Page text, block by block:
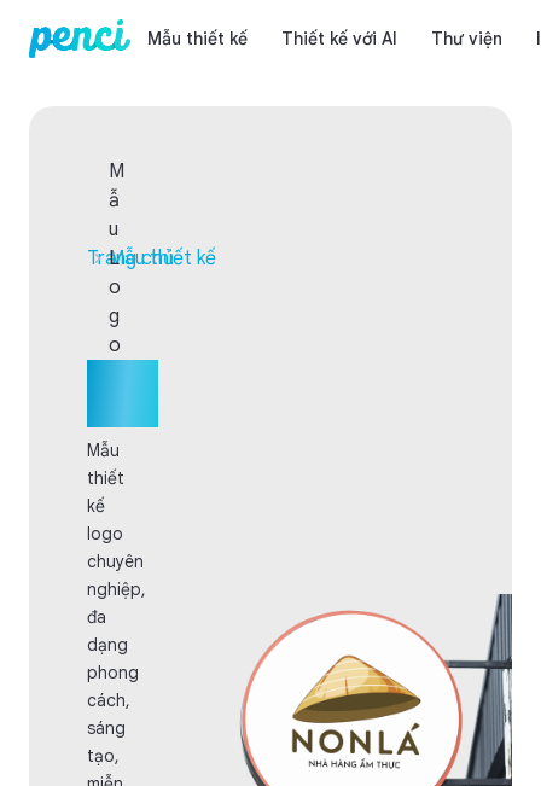
Mẫu thiết kế Thiết kế với AI Thư viện
Trang chủ
Mẫu thiết kế
M
ẫ
u
L
o
g
o
Mẫu
thiết
kế
logo
chuyên
nghiệp,
đa
dạng
phong
cách,
sáng
tạo,